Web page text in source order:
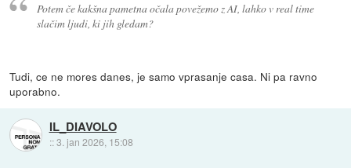
Potem če kakšna pametna očala povežemo z AI, lahko v real time
slačim ljudi, ki jih gledam?
Tudi, ce ne mores danes, je samo vprasanje casa. Ni pa ravno
uporabno.
IL_DIAVOLO
::3. jan 2026, 15:08